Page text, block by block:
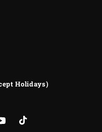
Holidays)
TikTok